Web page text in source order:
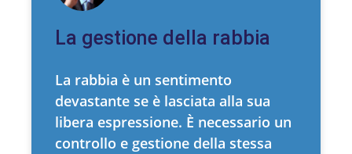
La gestione della rabbia
La rabbia è un sentimento
devastante se è lasciata alla sua
libera espressione. È necessario un
controllo e gestione della stessa